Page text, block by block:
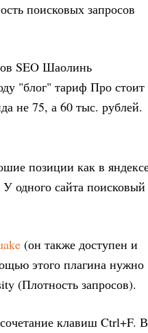
поисковых запросов
SEO Шаолинь
"блог" тариф Про стоит
не 75, а 60 тыс. рублей.
позиции как в
одного сайта поисковый
(он также доступен и
этого плагина нужно
(Плотность запросов).
клавиш Ctrl+F. В